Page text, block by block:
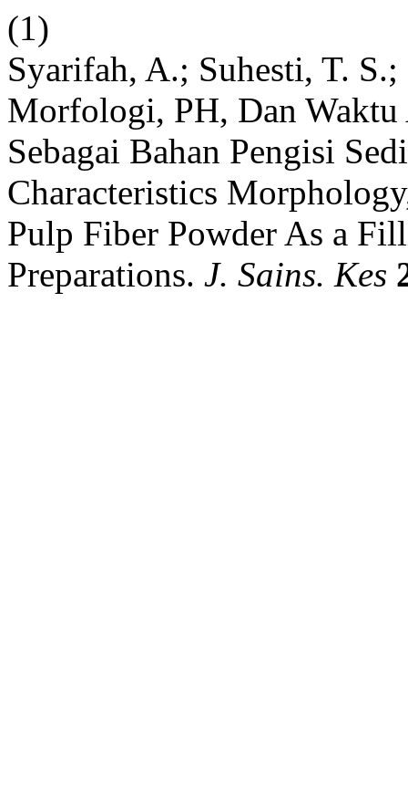
(1)
Syarifah, A.; Suhesti, T.
Morfologi, PH, Dan Waktu
Sebagai Bahan Pengisi
Characteristics
Pulp Fiber Powder As a
Preparations. J. Sains. Kes